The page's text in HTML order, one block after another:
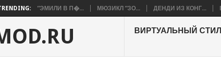
“ЭМИЛИ В П�... МЮЗИКЛ “ЗО... ДЕНДИ ИЗ КОНГ...
ВИРТУАЛЬНЫЙ